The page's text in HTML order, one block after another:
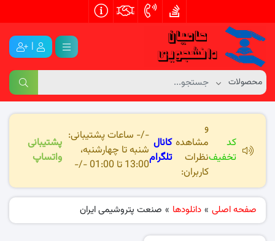
|
کد
تخفیف
و
مشاهده
نظرات
کاربران:
کانال
تلگرام
-/- ساعات پشتیبانی:
شنبه تا چهارشنبه،
13:00 تا 01:00 -/-
پشتیبانی
واتساپ
صفحه اصلی » دانلودها » صنعت پتروشیمی ایران